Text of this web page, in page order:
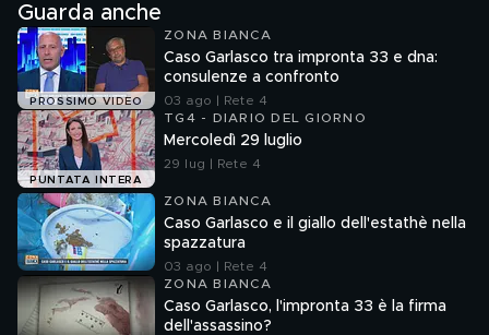
Guarda anche
PROSSIMO VIDEO
ZONA BIANCA
Caso Garlasco tra impronta 33 e dna:
consulenze a confronto
03 ago | Rete 4
PUNTATA INTERA
TG4 - DIARIO DEL GIORNO
Mercoledì 29 luglio
29 lug | Rete 4
ZONA BIANCA
Caso Garlasco e il giallo dell'estathè nella
spazzatura
03 ago | Rete 4
ZONA BIANCA
Caso Garlasco, l'impronta 33 è la firma
dell'assassino?